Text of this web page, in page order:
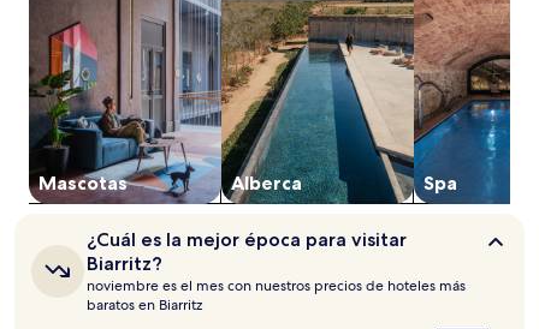
una
estancia
de
1
noche
para
2
adultos.
Los
la
disponibilidad
Mascotas Alberca Spa
¿Cuál
es
la
mejor
época
¿Cuál es la mejor época para visitar
Biarritz?
noviembre es el mes con nuestros precios de hoteles más
baratos en Biarritz